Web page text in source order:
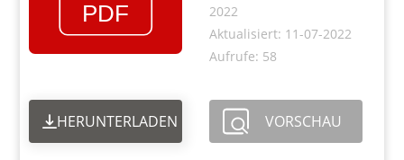
2022
Aktualisiert: 11-07-2022
Aufrufe: 58
HERUNTERLADEN VORSCHAU